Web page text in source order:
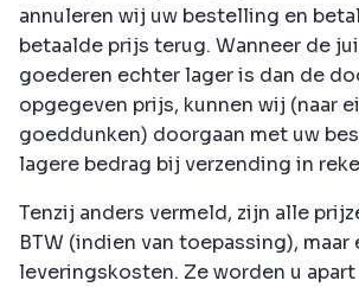
annuleren wij uw bestelling en
betaalde prijs terug. Wanneer de
goederen echter lager is dan de
opgegeven prijs, kunnen wij (naar
goeddunken) doorgaan met uw
lagere bedrag bij verzending in
Tenzij anders vermeld, zijn alle
BTW (indien van toepassing),
leveringskosten. Ze worden u